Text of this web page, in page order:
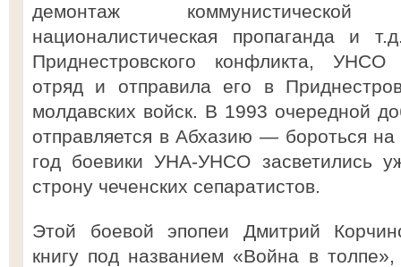
демонтаж
националистическая пропаганда и
Приднестровского конфликта, УНСО
отряд и отправила его в
молдавских войск. В 1993 очередной
отправляется в Абхазию — бороться
год боевики УНА-УНСО засветились
строну чеченских сепаратистов.
Этой боевой эпопеи Дмитрий
книгу под названием «Война в толпе»,